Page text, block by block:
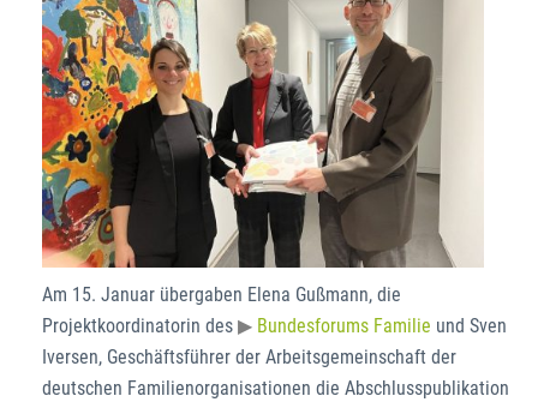
Am 15. Januar übergaben Elena Gußmann, die
Projektkoordinatorin des
Bundesforums Familie und Sven
Iversen, Geschäftsführer der Arbeitsgemeinschaft der
deutschen Familienorganisationen die Abschlusspublikation